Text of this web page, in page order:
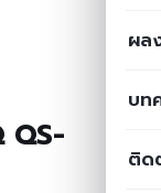
ผล
บท
ติด
QS-